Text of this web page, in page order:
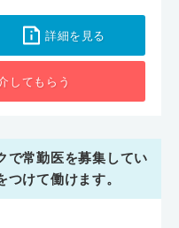
詳細を見る
してもらう
で常勤医を募集してい
けて働けます。